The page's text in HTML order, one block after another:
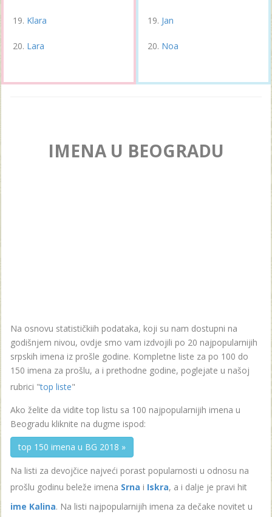
Klara
Lara
Jan
Noa
IMENA U BEOGRADU
Na osnovu statističkiih podataka, koji su nam dostupni na
godišnjem nivou, ovdje smo vam izdvojili po 20 najpopularnijih
srpskih imena iz prošle godine. Kompletne liste za po 100 do
150 imena za prošlu, a i prethodne godine, poglejate u našoj
rubrici "top liste"
Ako želite da vidite top listu sa 100 najpopularnijih imena u
Beogradu kliknite na dugme ispod:
top 150 imena u BG 2018 »
Na listi za devojčice najveći porast popularnosti u odnosu na
prošlu godinu beleže imena Srna i Iskra, a i dalje je pravi hit
ime Kalina. Na listi najpopularnijih imena za dečake novitet u